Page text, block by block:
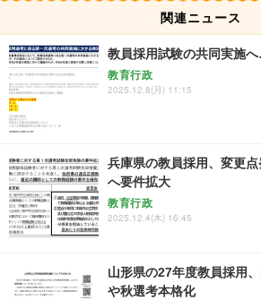
関連ニュース
教員採用試験の共同実施
教育行政
2025.12.8(月) 11:15
兵庫県の教員採用、変更
へ要件拡大
教育行政
2025.12.4(木) 16:45
山形県の27年度教員採用
や秋選考本格化